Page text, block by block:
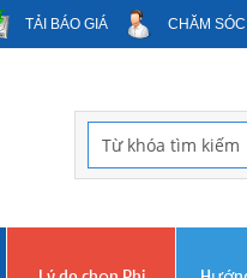
TẢI BÁO GIÁ CHĂM